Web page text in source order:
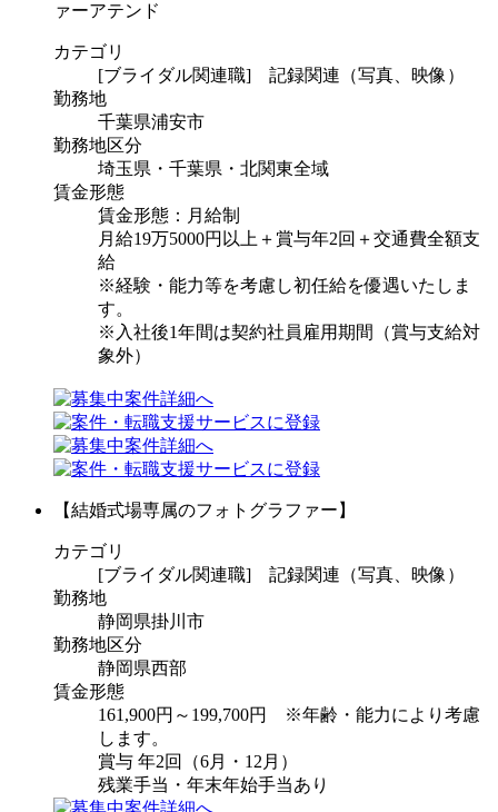
ァーアテンド
カテゴリ
[ブライダル関連職] 記録関連（写真、映像）
勤務地
千葉県浦安市
勤務地区分
埼玉県・千葉県・北関東全域
賃金形態
賃金形態：月給制
月給19万5000円以上＋賞与年2回＋交通費全額支
給
※経験・能力等を考慮し初任給を優遇いたしま
す。
※入社後1年間は契約社員雇用期間（賞与支給対
象外）
【結婚式場専属のフォトグラファー】
カテゴリ
[ブライダル関連職] 記録関連（写真、映像）
勤務地
静岡県掛川市
勤務地区分
静岡県西部
賃金形態
161,900円～199,700円 ※年齢・能力により考慮
します。
賞与 年2回（6月・12月）
残業手当・年末年始手当あり